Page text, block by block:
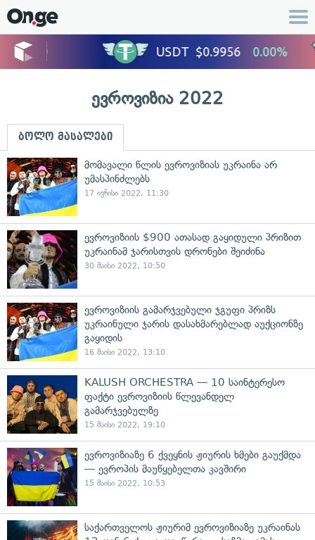
ევროვიზია 2022
ბოლო მასალები
მომავალი წლის ევროვიზიას უკრაინა არ
უმასპინძლებს
17 ივნისი 2022, 11:30
ევროვიზიის $900 ათასად გაყიდული პრიზით
უკრაინამ ჯარისთვის დრონები შეიძინა
30 მაისი 2022, 10:50
ევროვიზიის გამარჯვებული ჯგუფი პრიზს
უკრაინული ჯარის დასახმარებლად აუქციონზე
გაყიდის
16 მაისი 2022, 13:10
KALUSH ORCHESTRA — 10 საინტერესო
ფაქტი ევროვიზიის წლევანდელ
გამარჯვებულზე
15 მაისი 2022, 19:10
ევროვიზიაზე 6 ქვეყნის ჟიურის ხმები გაუქმდა
— ევროპის მაუწყებელთა კავშირი
15 მაისი 2022, 10:53
საქართველოს ჟიურიმ ევროვიზიაზე უკრაინას